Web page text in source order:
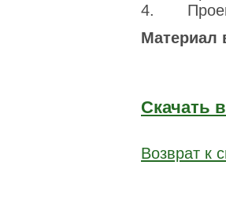
4.
Материал
Скачать
Возврат к